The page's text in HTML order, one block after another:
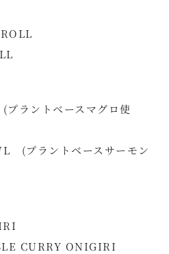
ラントベースマグロ使
(プラントベースサーモン
CURRY ONIGIRI